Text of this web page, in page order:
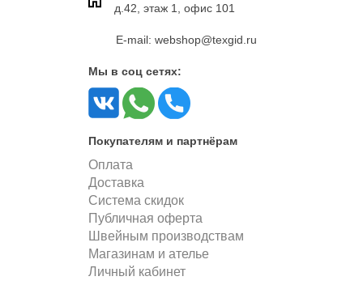
д.42, этаж 1, офис 101
E-mail: webshop@texgid.ru
Мы в соц сетях:
Покупателям и партнёрам
Оплата
Доставка
Система скидок
Публичная оферта
Швейным производствам
Магазинам и ателье
Личный кабинет